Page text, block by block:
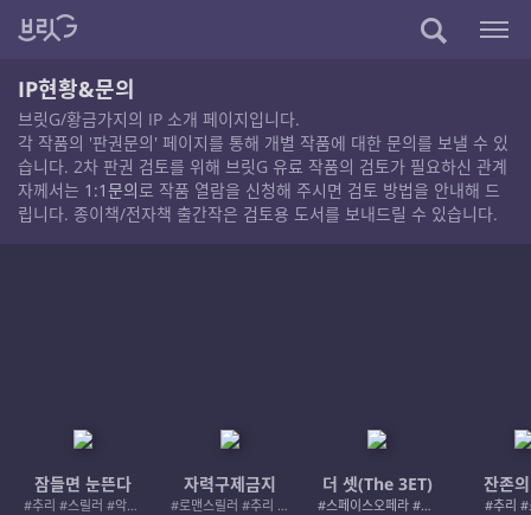
IP현황&문의
브릿G/황금가지의 IP 소개 페이지입니다.
각 작품의 '판권문의' 페이지를 통해 개별 작품에 대한 문의를 보낼 수 있
습니다. 2차 판권 검토를 위해 브릿G 유료 작품의 검토가 필요하신 관계
자께서는 1:1문의로 작품 열람을 신청해 주시면 검토 방법을 안내해 드
립니다. 종이책/전자책 출간작은 검토용 도서를 보내드릴 수 있습니다.
잠들면 눈뜬다
#추리 #스릴러 #악인 #로드레이지
자력구제금지
#로맨스릴러 #추리 #여성서사 #사적제재
더 셋(The 3ET)
#스페이스오페라 #우주활극
잔존
#추리 #